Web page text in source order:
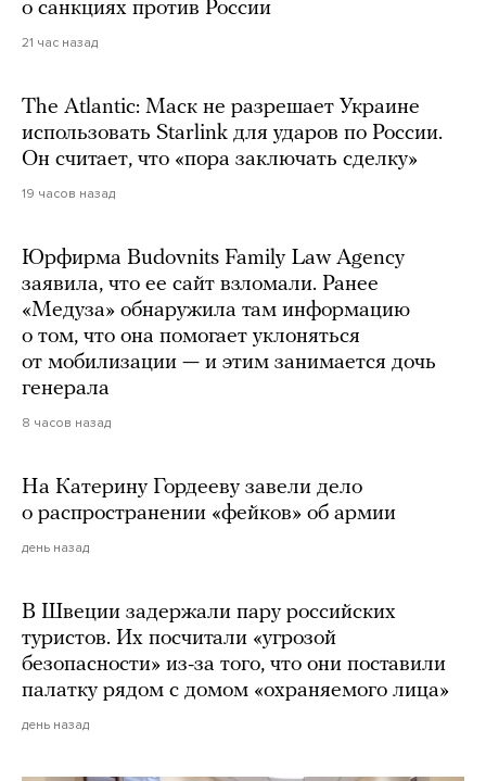
о санкциях против России
21 час назад
The Atlantic: Маск не разрешает Украине
использовать Starlink для ударов по России.
Он считает, что «пора заключать сделку»
19 часов назад
Юрфирма Budovnits Family Law Agency
заявила, что ее сайт взломали. Ранее
«Медуза» обнаружила там информацию
о том, что она помогает уклоняться
от мобилизации — и этим занимается дочь
генерала
8 часов назад
На Катерину Гордееву завели дело
о распространении «фейков» об армии
день назад
В Швеции задержали пару российских
туристов. Их посчитали «угрозой
безопасности» из-за того, что они поставили
палатку рядом с домом «охраняемого лица»
день назад